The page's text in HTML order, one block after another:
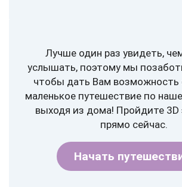
Лучше один раз увидеть,
услышать, поэтому мы
чтобы дать Вам возможность
маленькое путешествие по
выходя из дома! Пройдите 3D
прямо сейчас.
Начать